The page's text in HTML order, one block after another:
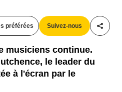
préférées Suivez-nous
musiciens continue.
le leader du
à l'écran par le